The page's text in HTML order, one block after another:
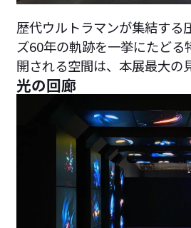
歴代ウルトラマンが集結する
ズ60年の軌跡を一挙にたどる
開される空間は、本展最大の
光の回廊